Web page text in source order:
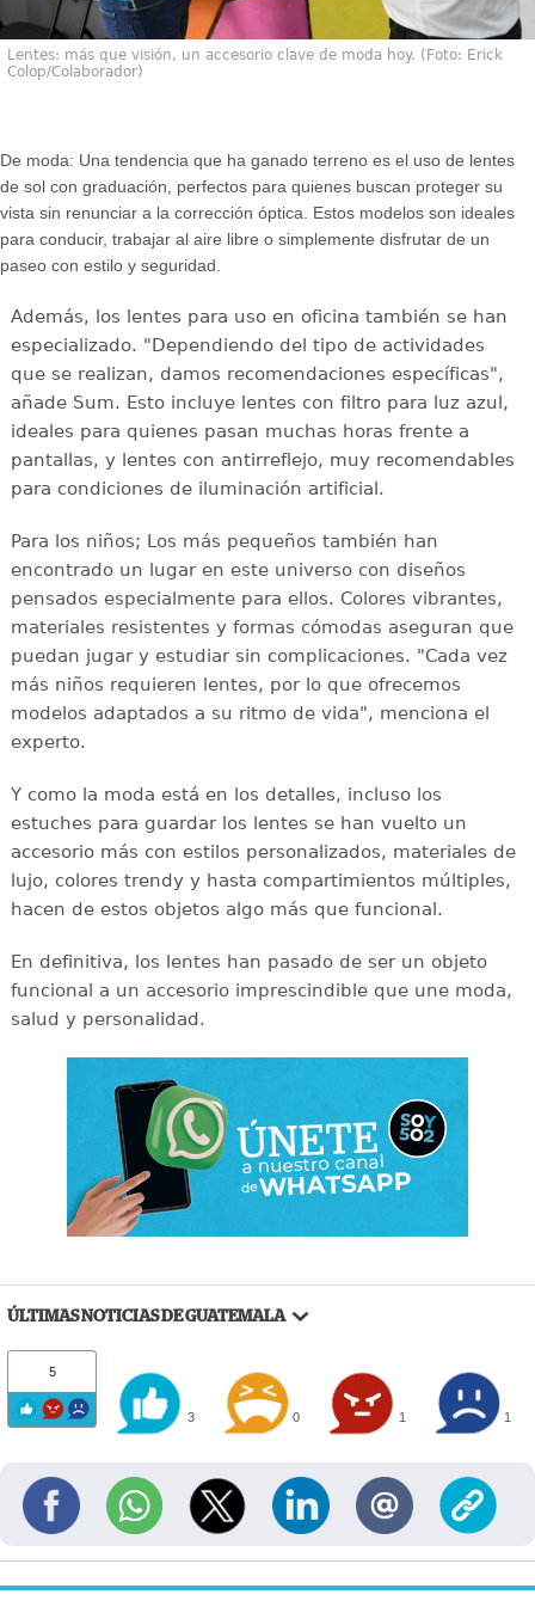
Lentes: más que visión, un accesorio clave de moda hoy. (Foto: Erick
Colop/Colaborador)
De moda: Una tendencia que ha ganado terreno es el uso de lentes
de sol con graduación, perfectos para quienes buscan proteger su
vista sin renunciar a la corrección óptica. Estos modelos son ideales
para conducir, trabajar al aire libre o simplemente disfrutar de un
paseo con estilo y seguridad.
Además, los lentes para uso en oficina también se han
especializado. "Dependiendo del tipo de actividades
que se realizan, damos recomendaciones específicas",
añade Sum. Esto incluye lentes con filtro para luz azul,
ideales para quienes pasan muchas horas frente a
pantallas, y lentes con antirreflejo, muy recomendables
para condiciones de iluminación artificial.
Para los niños; Los más pequeños también han
encontrado un lugar en este universo con diseños
pensados especialmente para ellos. Colores vibrantes,
materiales resistentes y formas cómodas aseguran que
puedan jugar y estudiar sin complicaciones. "Cada vez
más niños requieren lentes, por lo que ofrecemos
modelos adaptados a su ritmo de vida", menciona el
experto.
Y como la moda está en los detalles, incluso los
estuches para guardar los lentes se han vuelto un
accesorio más con estilos personalizados, materiales de
lujo, colores trendy y hasta compartimientos múltiples,
hacen de estos objetos algo más que funcional.
En definitiva, los lentes han pasado de ser un objeto
funcional a un accesorio imprescindible que une moda,
salud y personalidad.
ÚLTIMAS NOTICIAS DE GUATEMALA
5
3 0 1 1